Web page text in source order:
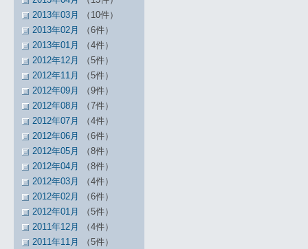
2013年03月
（10件）
2013年02月
（6件）
2013年01月
（4件）
2012年12月
（5件）
2012年11月
（5件）
2012年09月
（9件）
2012年08月
（7件）
2012年07月
（4件）
2012年06月
（6件）
2012年05月
（8件）
2012年04月
（8件）
2012年03月
（4件）
2012年02月
（6件）
2012年01月
（5件）
2011年12月
（4件）
2011年11月
（5件）